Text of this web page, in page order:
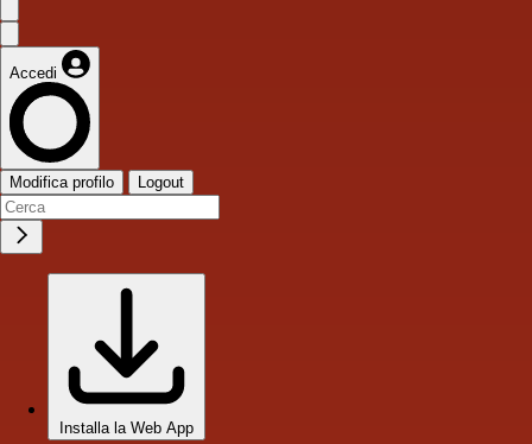
Accedi
Modifica profilo Logout
Installa la Web App